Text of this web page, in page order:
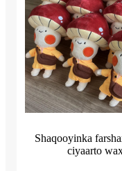
Shaqooyinka
ciyaarto